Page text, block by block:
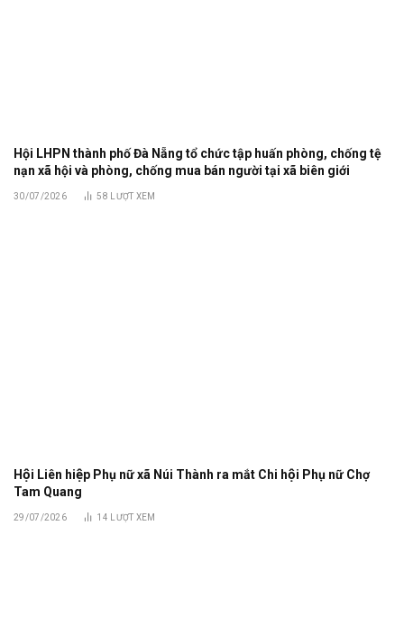
Hội LHPN thành phố Đà Nẵng tổ chức tập huấn phòng, chống tệ
nạn xã hội và phòng, chống mua bán người tại xã biên giới
30/07/2026 58 LƯỢT XEM
Hội Liên hiệp Phụ nữ xã Núi Thành ra mắt Chi hội Phụ nữ Chợ
Tam Quang
29/07/2026 14 LƯỢT XEM